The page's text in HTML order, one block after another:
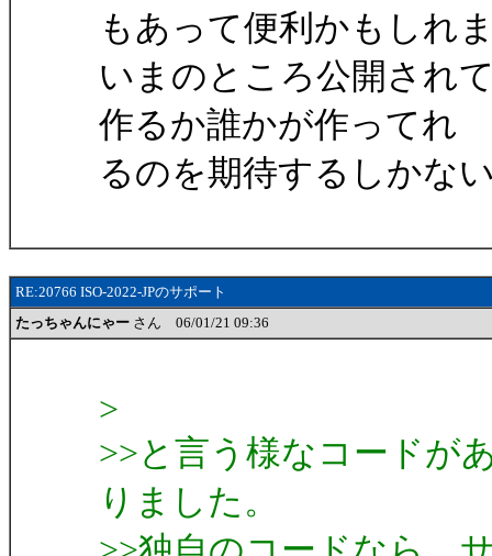
もあって便利かもしれ
いまのところ公開され
作るか誰かが作ってれ
るのを期待するしかな
RE:20766 ISO-2022-JPのサポート
たっちゃんにゃー さん 06/01/21 09:36
>
>>と言う様なコードが
りました。